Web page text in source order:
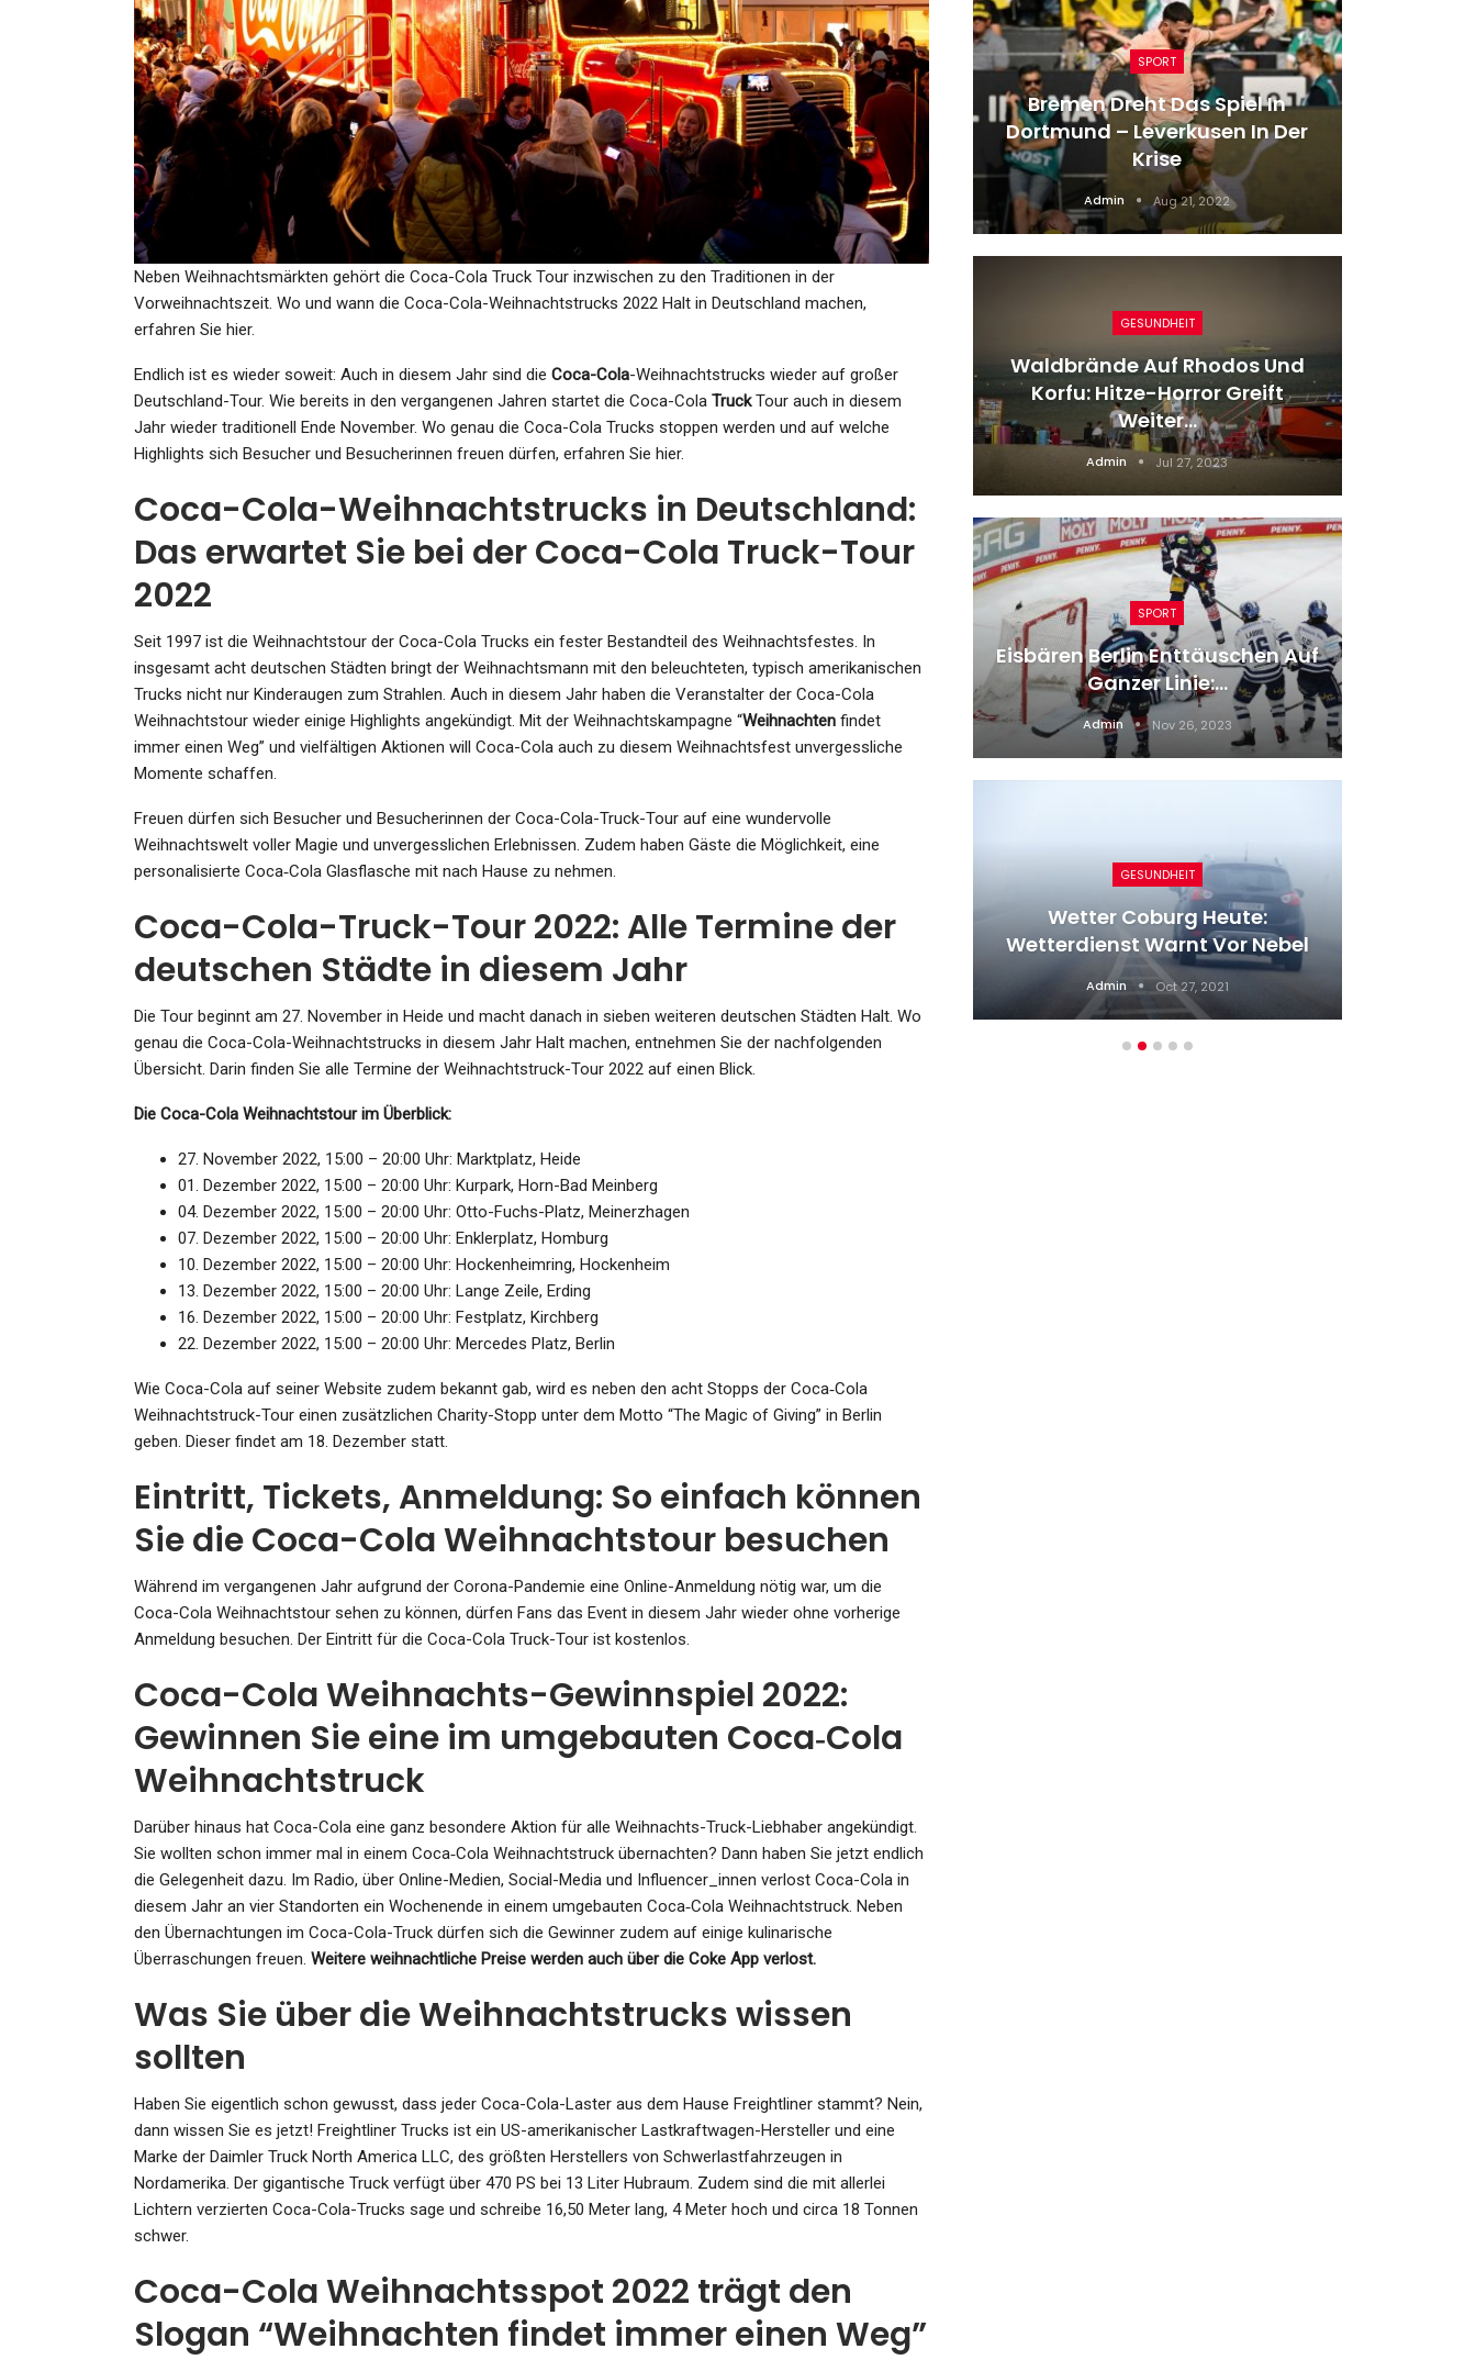
Neben Weihnachtsmärkten gehört die Coca-Cola Truck Tour inzwischen zu den Traditionen in der
Vorweihnachtszeit. Wo und wann die Coca-Cola-Weihnachtstrucks 2022 Halt in Deutschland machen,
erfahren Sie hier.
Endlich ist es wieder soweit: Auch in diesem Jahr sind die Coca-Cola-Weihnachtstrucks wieder auf großer
Deutschland-Tour. Wie bereits in den vergangenen Jahren startet die Coca-Cola TruckTour auch in diesem
Jahr wieder traditionell Ende November. Wo genau die Coca-Cola Trucks stoppen werden und auf welche
Highlights sich Besucher und Besucherinnen freuen dürfen, erfahren Sie hier.
Coca-Cola-Weihnachtstrucks in Deutschland:
Das erwartet Sie bei der Coca-Cola Truck-Tour
2022
Seit 1997 ist die Weihnachtstour der Coca-Cola Trucks ein fester Bestandteil des Weihnachtsfestes. In
insgesamt acht deutschen Städten bringt der Weihnachtsmann mit den beleuchteten, typisch amerikanischen
Trucks nicht nur Kinderaugen zum Strahlen. Auch in diesem Jahr haben die Veranstalter der Coca-Cola
Weihnachtstour wieder einige Highlights angekündigt. Mit der Weihnachtskampagne “Weihnachten findet
immer einen Weg” und vielfältigen Aktionen will Coca-Cola auch zu diesem Weihnachtsfest unvergessliche
Momente schaffen.
Freuen dürfen sich Besucher und Besucherinnen der Coca-Cola-Truck-Tour auf eine wundervolle
Weihnachtswelt voller Magie und unvergesslichen Erlebnissen. Zudem haben Gäste die Möglichkeit, eine
personalisierte Coca‑Cola Glasflasche mit nach Hause zu nehmen.
Coca-Cola-Truck-Tour 2022: Alle Termine der
deutschen Städte in diesem Jahr
Die Tour beginnt am 27. November in Heide und macht danach in sieben weiteren deutschen Städten Halt. Wo
genau die Coca-Cola-Weihnachtstrucks in diesem Jahr Halt machen, entnehmen Sie der nachfolgenden
Übersicht. Darin finden Sie alle Termine der Weihnachtstruck-Tour 2022 auf einen Blick.
Die Coca-Cola Weihnachtstour im Überblick:
27. November 2022, 15:00 – 20:00 Uhr: Marktplatz, Heide
01. Dezember 2022, 15:00 – 20:00 Uhr: Kurpark, Horn-Bad Meinberg
04. Dezember 2022, 15:00 – 20:00 Uhr: Otto-Fuchs-Platz, Meinerzhagen
07. Dezember 2022, 15:00 – 20:00 Uhr: Enklerplatz, Homburg
10. Dezember 2022, 15:00 – 20:00 Uhr: Hockenheimring, Hockenheim
13. Dezember 2022, 15:00 – 20:00 Uhr: Lange Zeile, Erding
16. Dezember 2022, 15:00 – 20:00 Uhr: Festplatz, Kirchberg
22. Dezember 2022, 15:00 – 20:00 Uhr: Mercedes Platz, Berlin
Wie Coca-Cola auf seiner Website zudem bekannt gab, wird es neben den acht Stopps der Coca‑Cola
Weihnachtstruck-Tour einen zusätzlichen Charity-Stopp unter dem Motto “The Magic of Giving” in Berlin
geben. Dieser findet am 18. Dezember statt.
Eintritt, Tickets, Anmeldung: So einfach können
Sie die Coca-Cola Weihnachtstour besuchen
Während im vergangenen Jahr aufgrund der Corona-Pandemie eine Online-Anmeldung nötig war, um die
Coca-Cola Weihnachtstour sehen zu können, dürfen Fans das Event in diesem Jahr wieder ohne vorherige
Anmeldung besuchen. Der Eintritt für die Coca-Cola Truck-Tour ist kostenlos.
Coca-Cola Weihnachts-Gewinnspiel 2022:
Gewinnen Sie eine im umgebauten Coca‑Cola
Weihnachtstruck
Darüber hinaus hat Coca-Cola eine ganz besondere Aktion für alle Weihnachts-Truck-Liebhaber angekündigt.
Sie wollten schon immer mal in einem Coca‑Cola Weihnachtstruck übernachten? Dann haben Sie jetzt endlich
die Gelegenheit dazu. Im Radio, über Online-Medien, Social-Media und Influencer_innen verlost Coca-Cola in
diesem Jahr an vier Standorten ein Wochenende in einem umgebauten Coca‑Cola Weihnachtstruck. Neben
den Übernachtungen im Coca-Cola-Truck dürfen sich die Gewinner zudem auf einige kulinarische
Überraschungen freuen. Weitere weihnachtliche Preise werden auch über die Coke App verlost.
Was Sie über die Weihnachtstrucks wissen
sollten
Haben Sie eigentlich schon gewusst, dass jeder Coca-Cola-Laster aus dem Hause Freightliner stammt? Nein,
dann wissen Sie es jetzt! Freightliner Trucks ist ein US-amerikanischer Lastkraftwagen-Hersteller und eine
Marke der Daimler Truck North America LLC, des größten Herstellers von Schwerlastfahrzeugen in
Nordamerika. Der gigantische Truck verfügt über 470 PS bei 13 Liter Hubraum. Zudem sind die mit allerlei
Lichtern verzierten Coca-Cola-Trucks sage und schreibe 16,50 Meter lang, 4 Meter hoch und circa 18 Tonnen
schwer.
Coca-Cola Weihnachtsspot 2022 trägt den
Slogan “Weihnachten findet immer einen Weg”
SPORT
„Wieder Eine Verrückte Woche“:
Alba Berlin Kämpft Mit Den…
Admin Jan 29, 2024
Vulkaneifel Wetter Heute:
Achtung, Nebel! Die Aktuelle
Lage…
Admin Oct 8, 2021
Wochenende“: Sentimental
Punk
Admin May 8, 2024
KULTUR
Das Fotografiska Museum Auf
Dem…
Admin Aug 21, 2023
GESUNDHEIT
Eilmeldung: Geiselnahme Am
Hamburger Flughafen
Beendet…
Nov 5, 2023
Deutscher Filmpreis: 2023 Ist Ein
Guter Jahrgang
Niederlande: „Möchte Immer
Helfen“: Louis Van Gaal Wäre…
Admin Aug 3, 2026
Darts-WM In London: Pietreczko
Weiter – Hempel…
SPORT
Bremen Dreht Das Spiel In
Dortmund – Leverkusen In Der
Krise
Admin Aug 21, 2022
GESUNDHEIT
Waldbrände Auf Rhodos Und
Korfu: Hitze-Horror Greift
Weiter…
Admin Jul 27, 2023
SPORT
Eisbären Berlin Enttäuschen Auf
Ganzer Linie:…
Admin Nov 26, 2023
GESUNDHEIT
Wetter Coburg Heute:
Wetterdienst Warnt Vor Nebel
Admin Oct 27, 2021